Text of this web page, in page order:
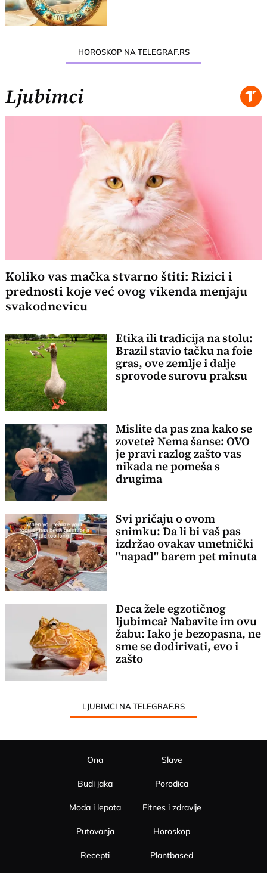
HOROSKOP NA TELEGRAF.RS
Ljubimci
Koliko vas mačka stvarno štiti: Rizici i
prednosti koje već ovog vikenda menjaju
svakodnevicu
Etika ili tradicija na stolu:
Brazil stavio tačku na foie
gras, ove zemlje i dalje
sprovode surovu praksu
Mislite da pas zna kako se
zovete? Nema šanse: OVO
je pravi razlog zašto vas
nikada ne pomeša s
drugima
Svi pričaju o ovom
snimku: Da li bi vaš pas
izdržao ovakav umetnički
"napad" barem pet minuta
Deca žele egzotičnog
ljubimca? Nabavite im ovu
žabu: Iako je bezopasna, ne
sme se dodirivati, evo i
zašto
LJUBIMCI NA TELEGRAF.RS
Ona
Budi jaka
Moda i lepota
Slave
Porodica
Fitnes i zdravlje
Putovanja
Recepti
Horoskop
Plantbased